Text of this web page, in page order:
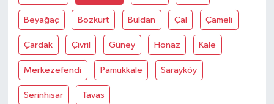
Beyağaç Bozkurt Buldan Çal Çameli
Çardak Çivril Güney Honaz Kale
Merkezefendi Pamukkale Sarayköy
Serinhisar Tavas